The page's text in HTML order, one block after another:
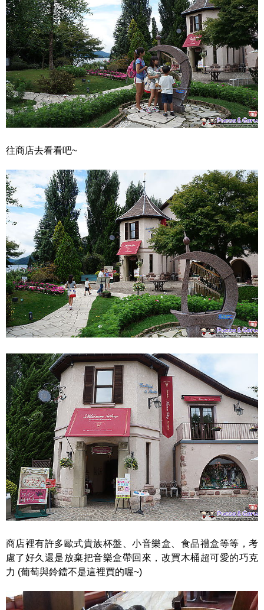
往商店去看看吧~
商店裡有許多歐式貴族杯盤、小音樂盒、食品禮盒等等，考
慮了好久還是放棄把音樂盒帶回來，改買木桶超可愛的巧克
力 (葡萄與鈴鐺不是這裡買的喔~)